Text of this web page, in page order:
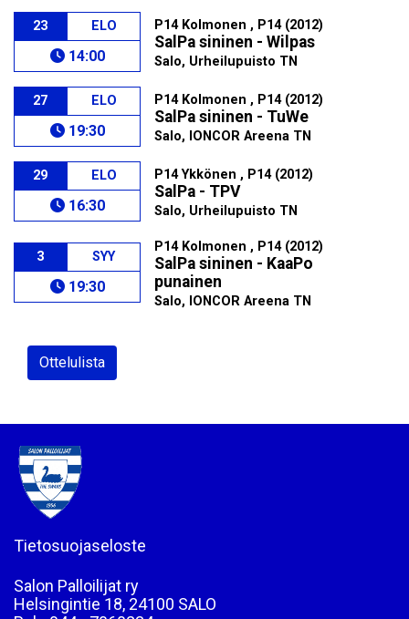
23 ELO
14:00
P14 Kolmonen , P14 (2012)
SalPa sininen - Wilpas
Salo, Urheilupuisto TN
27 ELO
19:30
P14 Kolmonen , P14 (2012)
SalPa sininen - TuWe
Salo, IONCOR Areena TN
29 ELO
16:30
P14 Ykkönen , P14 (2012)
SalPa - TPV
Salo, Urheilupuisto TN
3 SYY
19:30
P14 Kolmonen , P14 (2012)
SalPa sininen - KaaPo
punainen
Salo, IONCOR Areena TN
Ottelulista
Tietosuojaseloste
Salon Palloilijat ry
Helsingintie 18, 24100 SALO